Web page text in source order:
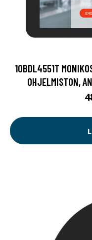
10BDL4551T
OHJELMISTON,